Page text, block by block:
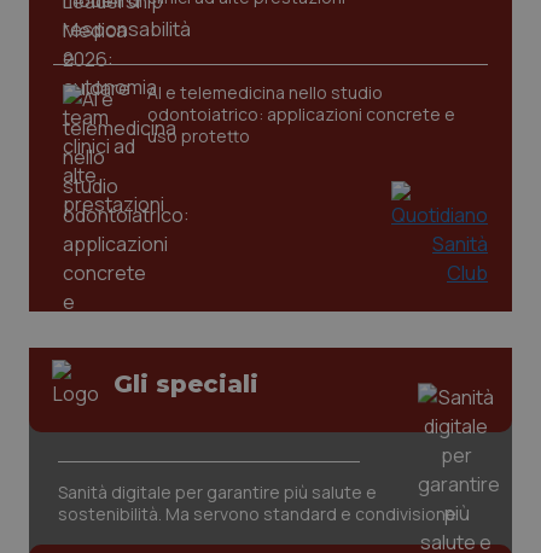
AI e telemedicina nello studio
odontoiatrico: applicazioni concrete e
uso protetto
Gli speciali
Sanità digitale per garantire più salute e
sostenibilità. Ma servono standard e condivisione
CookieScriptConsent
5